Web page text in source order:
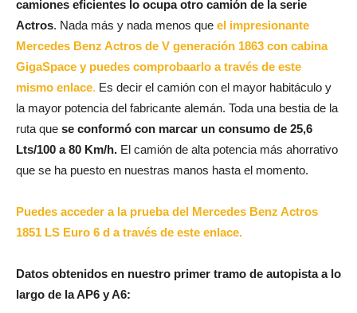
camiones eficientes lo ocupa otro camión de la serie
Actros. Nada más y nada menos que el impresionante
Mercedes Benz Actros de V generación 1863 con cabina
GigaSpace y puedes comprobaarlo a través de este
mismo enlace. Es decir el camión con el mayor habitáculo y
la mayor potencia del fabricante alemán. Toda una bestia de la
ruta que se conformó con marcar un consumo de 25,6
Lts/100 a 80 Km/h. El camión de alta potencia más ahorrativo
que se ha puesto en nuestras manos hasta el momento.
Puedes acceder a la prueba del Mercedes Benz Actros
1851 LS Euro 6 d a través de este enlace.
Datos obtenidos en nuestro primer tramo de autopista a lo
largo de la AP6 y A6: